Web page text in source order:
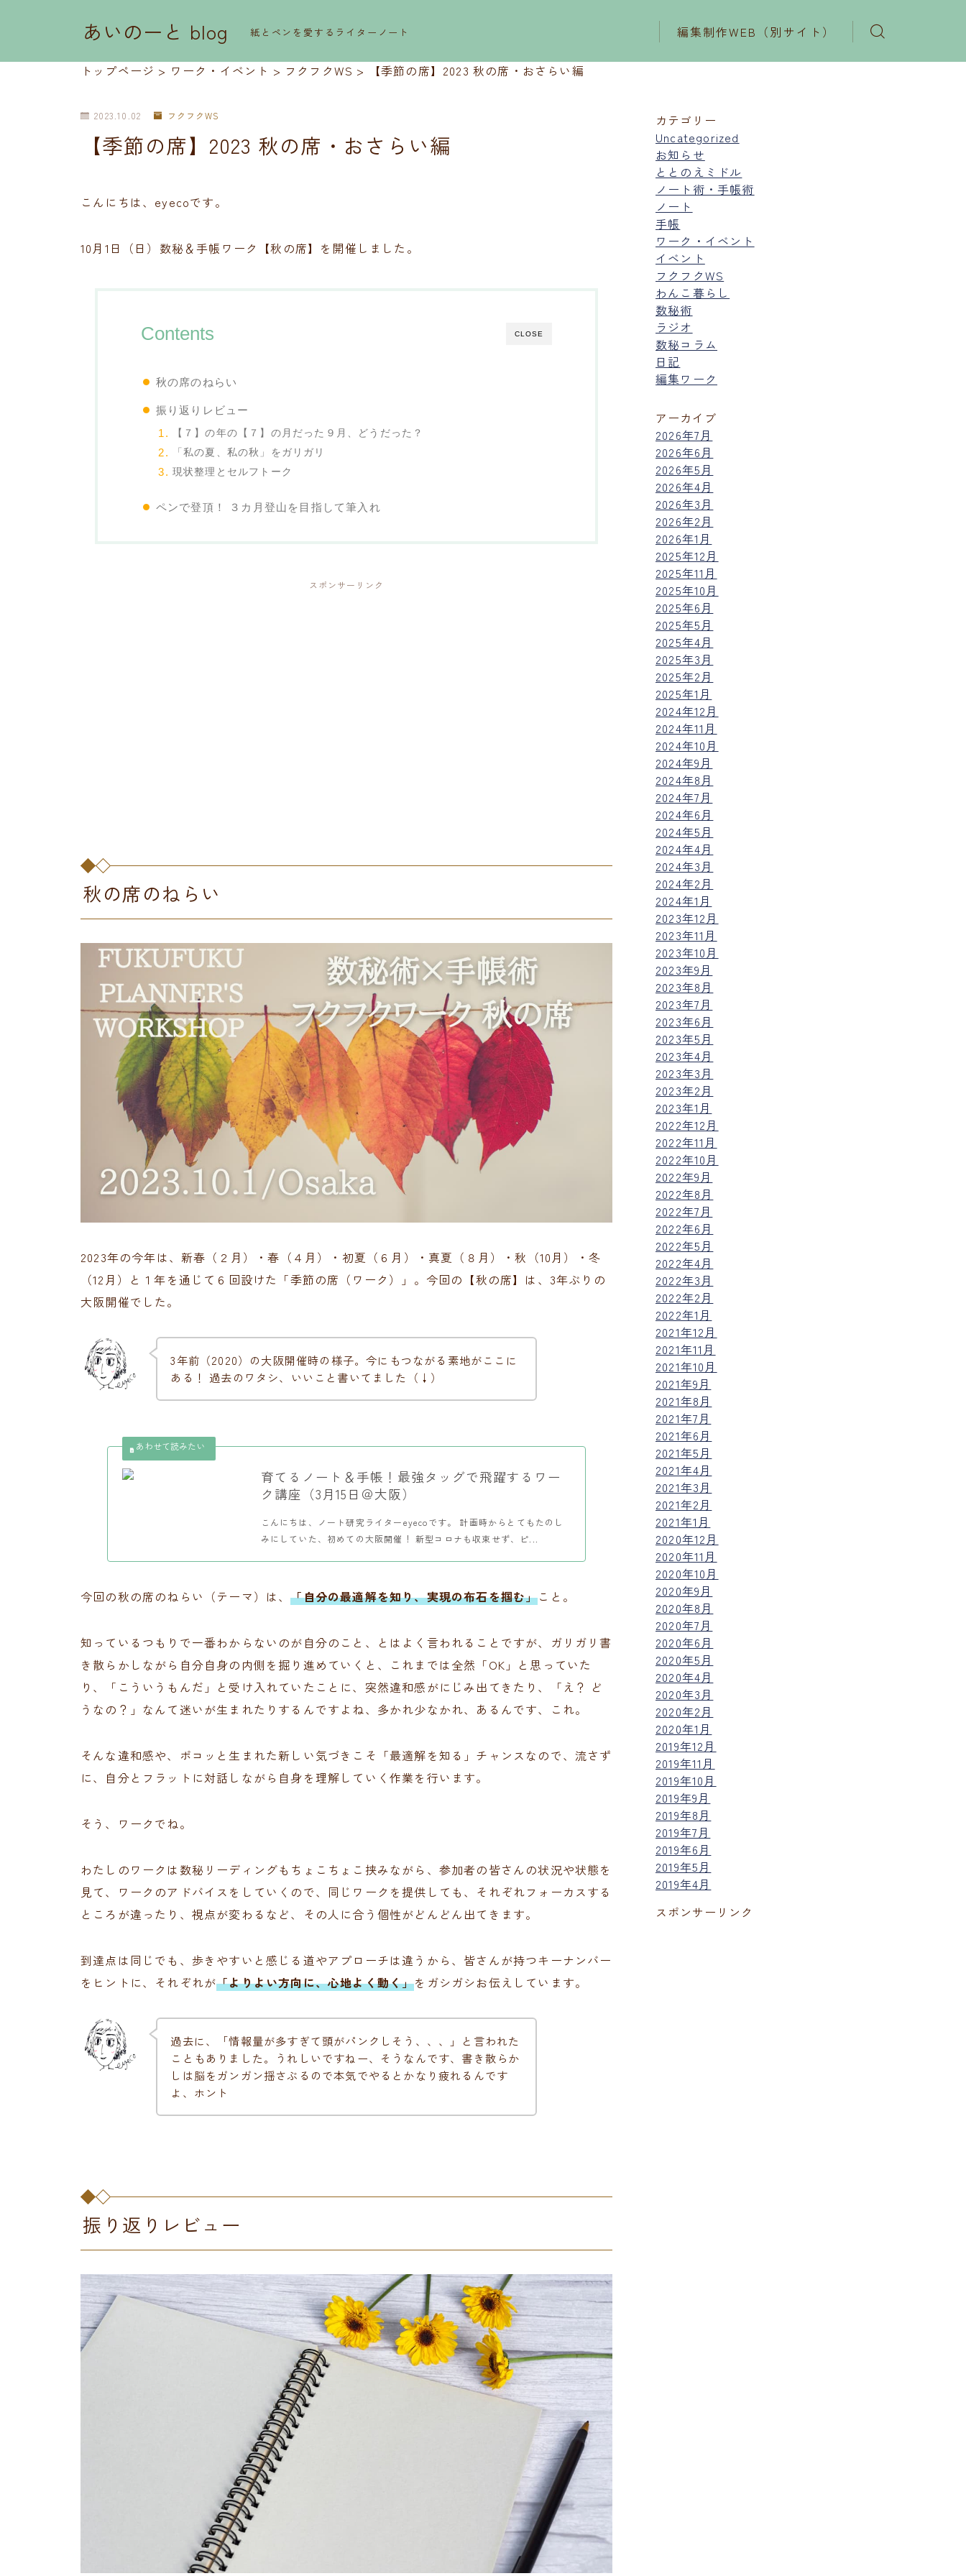
あいのーと blog 紙とペンを愛するライターノート 編集制作WEB（別サイト）
トップページ > ワーク・イベント > フクフクWS > 【季節の席】2023 秋の席・おさらい編
2023.10.02 フクフクWS
【季節の席】2023 秋の席・おさらい編
こんにちは、eyecoです。
10月1日（日）数秘＆手帳ワーク【秋の席】を開催しました。
CLOSE
Contents
秋の席のねらい
振り返りレビュー
【７】の年の【７】の月だった９月、どうだった？
「私の夏、私の秋」をガリガリ
現状整理とセルフトーク
ペンで登頂！ ３カ月登山を目指して筆入れ
スポンサーリンク
秋の席のねらい
2023年の今年は、新春（２月）・春（４月）・初夏（６月）・真夏（８月）・秋（10月）・冬
（12月）と１年を通じて６回設けた「季節の席（ワーク）」。今回の【秋の席】は、3年ぶりの
大阪開催でした。
3年前（2020）の大阪開催時の様子。今にもつながる素地がここに
ある！ 過去のワタシ、いいこと書いてました（↓）
育てるノート＆手帳！最強タッグで飛躍するワー
ク講座（3月15日＠大阪）
こんにちは、ノート研究ライターeyecoです。 計画時からとてもたのし
みにしていた、初めての大阪開催！ 新型コロナも収束せず、ピ...
今回の秋の席のねらい（テーマ）は、「自分の最適解を知り、実現の布石を掴む」こと。
知っているつもりで一番わからないのが自分のこと、とはよく言われることですが、ガリガリ書
き散らかしながら自分自身の内側を掘り進めていくと、これまでは全然「OK」と思っていた
り、「こういうもんだ」と受け入れていたことに、突然違和感がにじみ出てきたり、「え？ ど
うなの？」なんて迷いが生まれたりするんですよね、多かれ少なかれ、あるんです、これ。
そんな違和感や、ポコッと生まれた新しい気づきこそ「最適解を知る」チャンスなので、流さず
に、自分とフラットに対話しながら自身を理解していく作業を行います。
そう、ワークでね。
わたしのワークは数秘リーディングもちょこちょこ挟みながら、参加者の皆さんの状況や状態を
見て、ワークのアドバイスをしていくので、同じワークを提供しても、それぞれフォーカスする
ところが違ったり、視点が変わるなど、その人に合う個性がどんどん出てきます。
到達点は同じでも、歩きやすいと感じる道やアプローチは違うから、皆さんが持つキーナンバー
をヒントに、それぞれが「よりよい方向に、心地よく動く」をガシガシお伝えしています。
過去に、「情報量が多すぎて頭がパンクしそう、、、」と言われた
こともありました。うれしいですねー、そうなんです、書き散らか
しは脳をガンガン揺さぶるので本気でやるとかなり疲れるんです
よ、ホント
振り返りレビュー
カテゴリー
Uncategorized
お知らせ
ととのえミドル
ノート術・手帳術
ノート
手帳
ワーク・イベント
イベント
フクフクWS
わんこ暮らし
数秘術
ラジオ
数秘コラム
日記
編集ワーク
アーカイブ
2026年7月
2026年6月
2026年5月
2026年4月
2026年3月
2026年2月
2026年1月
2025年12月
2025年11月
2025年10月
2025年6月
2025年5月
2025年4月
2025年3月
2025年2月
2025年1月
2024年12月
2024年11月
2024年10月
2024年9月
2024年8月
2024年7月
2024年6月
2024年5月
2024年4月
2024年3月
2024年2月
2024年1月
2023年12月
2023年11月
2023年10月
2023年9月
2023年8月
2023年7月
2023年6月
2023年5月
2023年4月
2023年3月
2023年2月
2023年1月
2022年12月
2022年11月
2022年10月
2022年9月
2022年8月
2022年7月
2022年6月
2022年5月
2022年4月
2022年3月
2022年2月
2022年1月
2021年12月
2021年11月
2021年10月
2021年9月
2021年8月
2021年7月
2021年6月
2021年5月
2021年4月
2021年3月
2021年2月
2021年1月
2020年12月
2020年11月
2020年10月
2020年9月
2020年8月
2020年7月
2020年6月
2020年5月
2020年4月
2020年3月
2020年2月
2020年1月
2019年12月
2019年11月
2019年10月
2019年9月
2019年8月
2019年7月
2019年6月
2019年5月
2019年4月
スポンサーリンク